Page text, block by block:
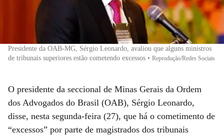
Presidente da OAB-MG, Sérgio Leonardo, avaliou que alguns ministros
de tribunais superiores estão cometendo excessos • Reprodução/Redes Sociais
O presidente da seccional de Minas Gerais da Ordem
dos Advogados do Brasil (OAB), Sérgio Leonardo,
disse, nesta segunda-feira (27), que há o cometimento de
“excessos” por parte de magistrados dos tribunais